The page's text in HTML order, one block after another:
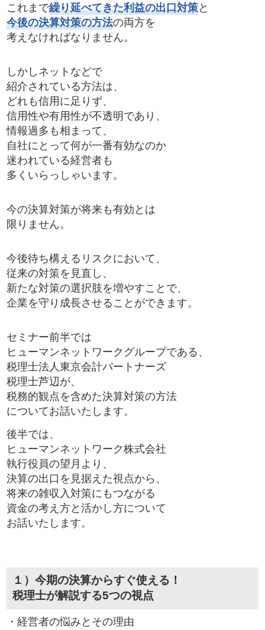
これまで繰り延べてきた利益の出口対策と
今後の決算対策の方法の両方を
考えなければなりません。
しかしネットなどで
紹介されている方法は、
どれも信用に足りず、
信用性や有用性が不透明であり、
情報過多も相まって、
自社にとって何が一番有効なのか
迷われている経営者も
多くいらっしゃいます。
今の決算対策が将来も有効とは
限りません。
今後待ち構えるリスクにおいて、
従来の対策を見直し、
新たな対策の選択肢を増やすことで、
企業を守り成長させることができます。
セミナー前半では
ヒューマンネットワークグループである、
税理士法人東京会計パートナーズ
税理士芦辺が、
税務的観点を含めた決算対策の方法
についてお話いたします。
後半では、
ヒューマンネットワーク株式会社
執行役員の望月より、
決算の出口を見据えた視点から、
将来の雑収入対策にもつながる
資金の考え方と活かし方について
お話いたします。
１）今期の決算からすぐ使える！
税理士が解説する5つの視点
・経営者の悩みとその理由